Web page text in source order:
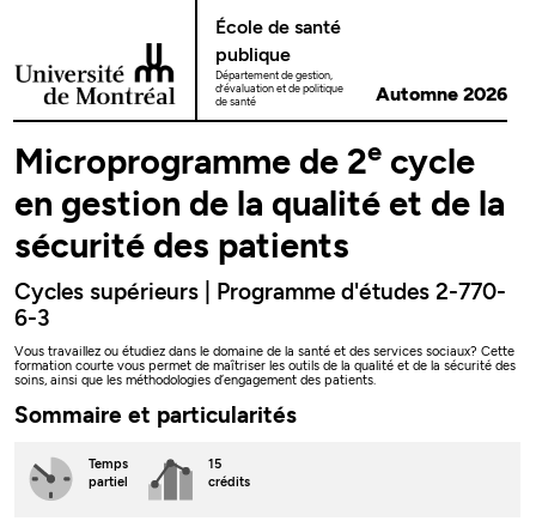
École de santé
publique
Département de gestion,
d’évaluation et de politique
de santé
Automne 2026
Microprogramme de 2e cycle
en gestion de la qualité et de la
sécurité des patients
Cycles supérieurs | Programme d'études 2-770-
6-3
Vous travaillez ou étudiez dans le domaine de la santé et des services sociaux? Cette
formation courte vous permet de maîtriser les outils de la qualité et de la sécurité des
soins, ainsi que les méthodologies d’engagement des patients.
Sommaire et particularités
Temps
partiel
15
crédits